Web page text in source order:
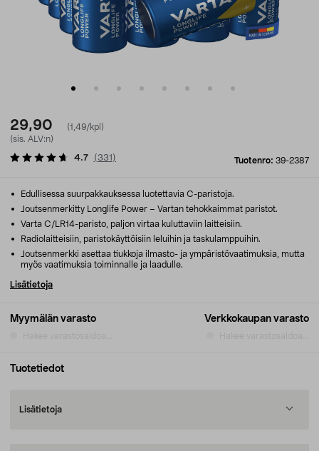
29,90
(1,49/kpl)
(sis. ALV:n)
Tuotenro: 39-2387
4.7 (331 )
Myymälän varasto Verkkokaupan varasto
Edullisessa suurpakkauksessa luotettavia C-paristoja.
Joutsenmerkitty Longlife Power – Vartan tehokkaimmat paristot.
Varta C/LR14-paristo, paljon virtaa kuluttaviin laitteisiin.
Radiolaitteisiin, paristokäyttöisiin leluihin ja taskulamppuihin.
Joutsenmerkki asettaa tiukkoja ilmasto- ja ympäristövaatimuksia, mutta
myös vaatimuksia toiminnalle ja laadulle.
Lisätietoja
Tuotetiedot
Lisätietoja